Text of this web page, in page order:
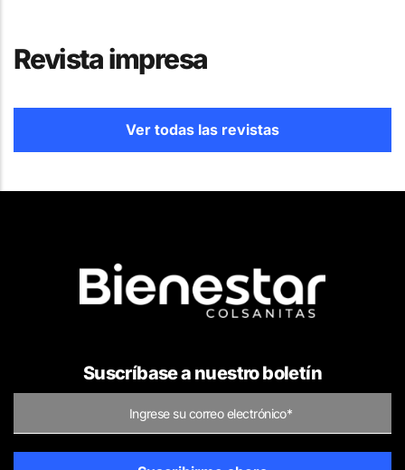
Revista impresa
Ver todas las revistas
Suscríbase a nuestro boletín